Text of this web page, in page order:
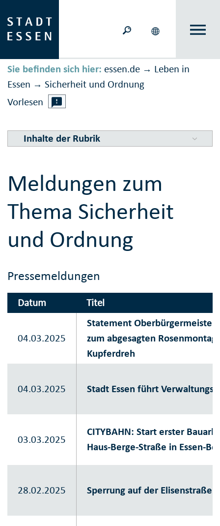
Sie befinden sich hier: essen.de → Leben in
Essen → Sicher­heit und Ord­nung
Vorlesen
Inhalte der Rubrik
Meldungen zum
Thema Sicherheit
und Ordnung
Pressemeldungen
Datum Titel
04.03.2025
Statement Oberbürgermeister
zum abgesagten
Kupferdreh
04.03.2025 Stadt Essen führt
03.03.2025
CITYBAHN: Start erster
Haus-Berge-Straße in Essen-
28.02.2025 Sperrung auf der Elisenstraße